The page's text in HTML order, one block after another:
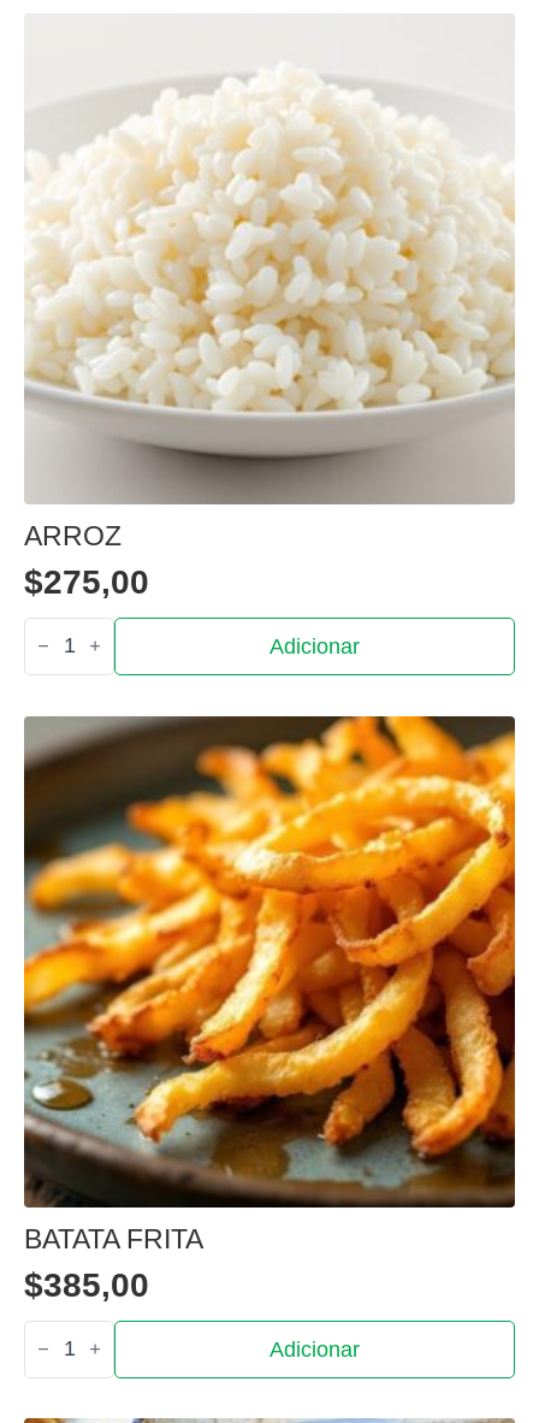
ARROZ
$275,00
Quantidade
de
Arroz
Adicionar
BATATA FRITA
$385,00
Quantidade
de
Batata
Adicionar